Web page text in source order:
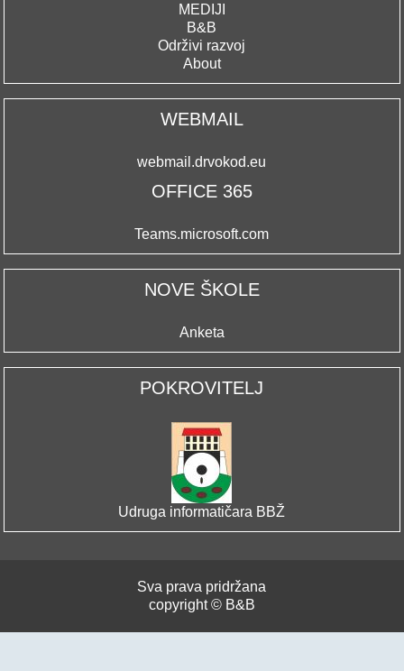
MEDIJI
B&B
Održivi razvoj
About
WEBMAIL
webmail.drvokod.eu
OFFICE 365
Teams.microsoft.com
NOVE ŠKOLE
Anketa
POKROVITELJ
Udruga informatičara BBŽ
Sva prava pridržana
copyright © B&B